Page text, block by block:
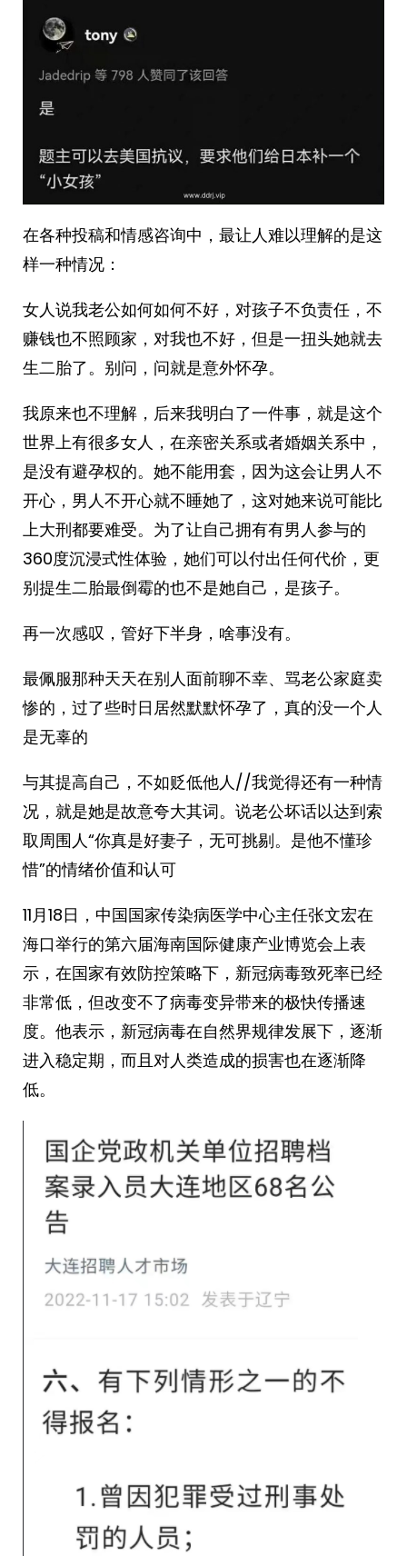
在各种投稿和情感咨询中，最让人难以理解的是这
样一种情况：
女人说我老公如何如何不好，对孩子不负责任，不
赚钱也不照顾家，对我也不好，但是一扭头她就去
生二胎了。别问，问就是意外怀孕。
我原来也不理解，后来我明白了一件事，就是这个
世界上有很多女人，在亲密关系或者婚姻关系中，
是没有避孕权的。她不能用套，因为这会让男人不
开心，男人不开心就不睡她了，这对她来说可能比
上大刑都要难受。为了让自己拥有有男人参与的
360度沉浸式性体验，她们可以付出任何代价，更
别提生二胎最倒霉的也不是她自己，是孩子。
再一次感叹，管好下半身，啥事没有。
最佩服那种天天在别人面前聊不幸、骂老公家庭卖
惨的，过了些时日居然默默怀孕了，真的没一个人
是无辜的
与其提高自己，不如贬低他人//我觉得还有一种情
况，就是她是故意夸大其词。说老公坏话以达到索
取周围人“你真是好妻子，无可挑剔。是他不懂珍
惜”的情绪价值和认可
11月18日，中国国家传染病医学中心主任张文宏在
海口举行的第六届海南国际健康产业博览会上表
示，在国家有效防控策略下，新冠病毒致死率已经
非常低，但改变不了病毒变异带来的极快传播速
度。他表示，新冠病毒在自然界规律发展下，逐渐
进入稳定期，而且对人类造成的损害也在逐渐降
低。